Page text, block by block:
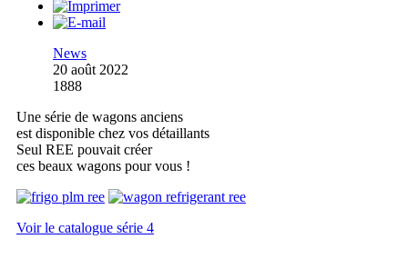
News
20 août 2022
1888
Une série de wagons anciens
est disponible chez vos détaillants
Seul REE pouvait créer
ces beaux wagons pour vous !
Voir le catalogue série 4